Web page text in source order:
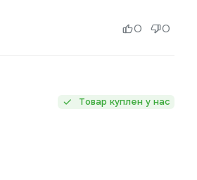
0 0
Товар куплен у нас